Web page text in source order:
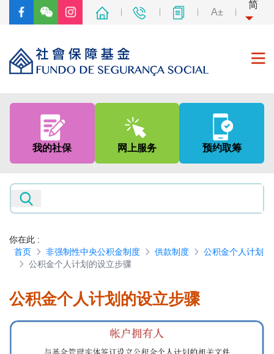
A±
简
关于我们
专题网页
表格下载区
我的社保 网上服务 预约取筹
你在此 :
首页
非强制性中央公积金制度 供款制度
公积金个人计划
公积金个人计划的设立步骤
公积金个人计划的设立步骤